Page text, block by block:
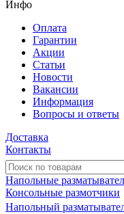
Инфо
Оплата
Гарантии
Акции
Статьи
Новости
Вакансии
Информация
Вопросы и ответы
Доставка
Контакты
Напольные
Консольные размотчики
Напольный